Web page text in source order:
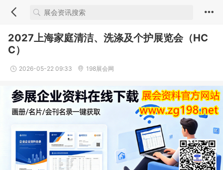
2027上海家庭清洁、洗涤及个护展览会（HC
C）
2026-05-22 09:33 198展会网